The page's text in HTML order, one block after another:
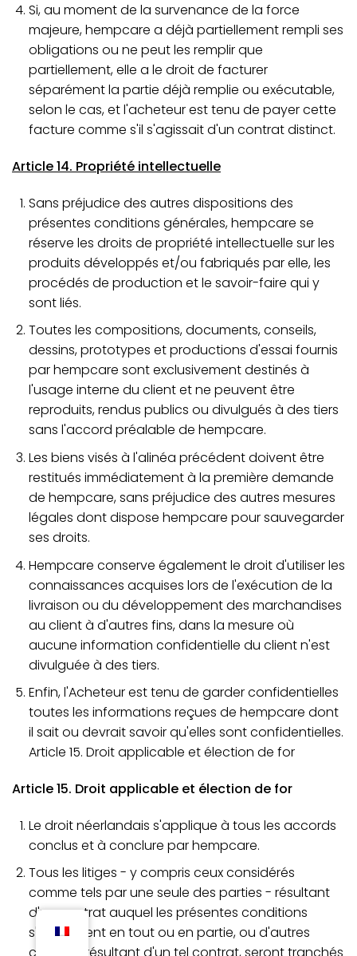
Si, au moment de la survenance de la force
majeure, hempcare a déjà partiellement rempli ses
obligations ou ne peut les remplir que
partiellement, elle a le droit de facturer
séparément la partie déjà remplie ou exécutable,
selon le cas, et l'acheteur est tenu de payer cette
facture comme s'il s'agissait d'un contrat distinct.
Article 14. Propriété intellectuelle
Sans préjudice des autres dispositions des
présentes conditions générales, hempcare se
réserve les droits de propriété intellectuelle sur les
produits développés et/ou fabriqués par elle, les
procédés de production et le savoir-faire qui y
sont liés.
Toutes les compositions, documents, conseils,
dessins, prototypes et productions d'essai fournis
par hempcare sont exclusivement destinés à
l'usage interne du client et ne peuvent être
reproduits, rendus publics ou divulgués à des tiers
sans l'accord préalable de hempcare.
Les biens visés à l'alinéa précédent doivent être
restitués immédiatement à la première demande
de hempcare, sans préjudice des autres mesures
légales dont dispose hempcare pour sauvegarder
ses droits.
Hempcare conserve également le droit d'utiliser les
connaissances acquises lors de l'exécution de la
livraison ou du développement des marchandises
au client à d'autres fins, dans la mesure où
aucune information confidentielle du client n'est
divulguée à des tiers.
Enfin, l'Acheteur est tenu de garder confidentielles
toutes les informations reçues de hempcare dont
il sait ou devrait savoir qu'elles sont confidentielles.
Article 15. Droit applicable et élection de for
Article 15. Droit applicable et élection de for
Le droit néerlandais s'applique à tous les accords
conclus et à conclure par hempcare.
Tous les litiges - y compris ceux considérés
comme tels par une seule des parties - résultant
d'un contrat auquel les présentes conditions
s'appliquent en tout ou en partie, ou d'autres